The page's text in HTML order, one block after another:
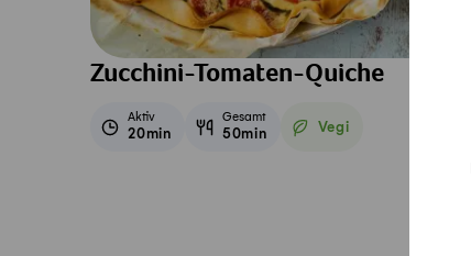
Zucchini-Tomaten-Quiche
Aktiv
20min
Gesamt
50min Vegi
Vegetarisch